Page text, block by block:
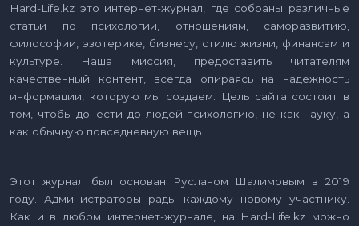
Hard-Life.kz это интернет-журнал, где собраны различные
статьи по психологии, отношениям, саморазвитию,
философии, эзотерике, бизнесу, стилю жизни, финансам и
культуре. Наша миссия, предоставить читателям
качественный контент, всегда опираясь на надежность
информации, которую мы создаем. Цель сайта состоит в
том, чтобы донести до людей психологию, не как науку, а
как обычную повседневную вещь.
Этот журнал был основан Русланом Шалимовым в 2019
году. Администраторы рады каждому новому участнику.
Как и в любом интернет-журнале, на Hard-Life.kz можно